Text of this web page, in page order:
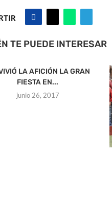
TE PUEDE INTERESAR
LA AFICIÓN LA GRAN
FIESTA EN...
junio 26, 2017